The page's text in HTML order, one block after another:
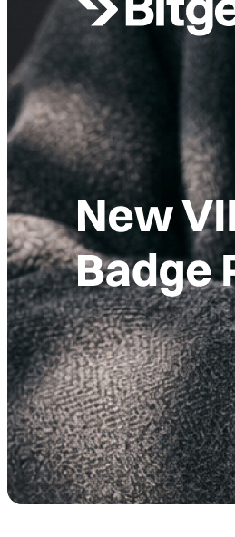
Anuncie no Portal
Guia de Empresas
Divulgar Vagas
Publicidade Legal
Negócios Regionais
Turismo
Segurança Regional
Hospitais Estaduais
Parques & Represas
Cidades da Região
Santana de ParnaíbaOsascoCarapicuíba
Para Sua Empresa
Anuncie Regional
Guia de Empresas
Vagas na RegiãoNovo
Hub de Negócios
Guia Comercial
Selo Verificado
Portal Educacional
Agenda de Vestibulares
Vagas de Emprego
Concursos
Panorama Econômico
Panorama Econômico